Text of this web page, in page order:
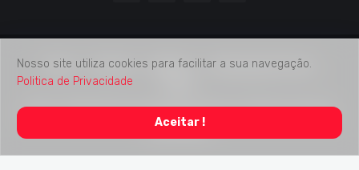
Reservados
Home Contato Midia Kit
Verificação de Fatos
Nosso site utiliza cookies para facilitar a sua navegação.
Politica de Privacidade
Aceitar !